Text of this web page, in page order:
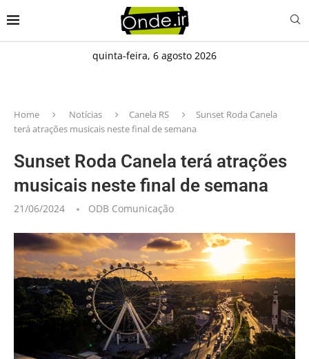
quinta-feira, 6 agosto 2026
Home Notícias Canela RS
Sunset Roda Canela
terá atrações musicais neste final de semana
Sunset Roda Canela terá atrações
musicais neste final de semana
21/06/2024 ODB Comunicação